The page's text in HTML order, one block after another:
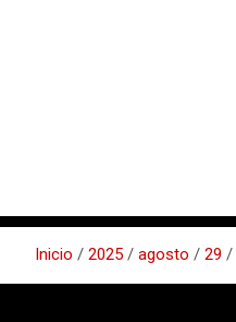
Inicio 2025 agosto 29